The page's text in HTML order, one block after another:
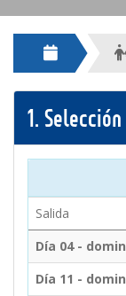
1.
Salida
Día 04 -
Día 11 -